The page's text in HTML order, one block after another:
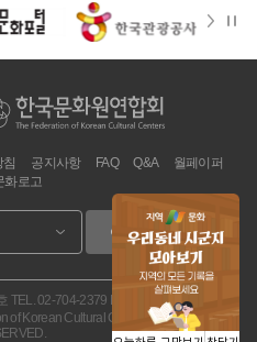
이동
공지사항 FAQ Q&A
월페이퍼
화로고
TEL. 02-704-2379 FAX. 02.704-2377
of Korean Cultural Centers. ALL RIGHT